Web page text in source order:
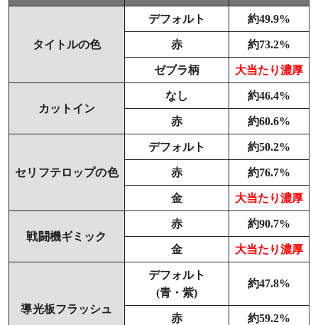
タイトルの色
デフォルト 約49.9%
赤 約73.2%
ゼブラ柄 大当たり濃厚
カットイン
なし 約46.4%
赤 約60.6%
セリフテロップの色
デフォルト 約50.2%
赤 約76.7%
金 大当たり濃厚
戦闘機ギミック
赤 約90.7%
金 大当たり濃厚
導光板フラッシュ
デフォルト
(青・紫)
約47.8%
赤 約59.2%